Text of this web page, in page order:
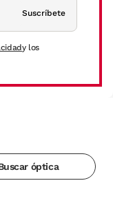
Suscríbete
y los
óptica